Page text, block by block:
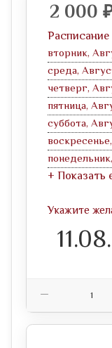
2 000
Расписание
вторник,
среда,
четверг,
пятница,
суббота,
+ Показать
Укажите